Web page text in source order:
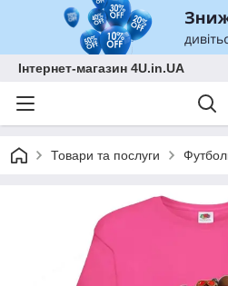
Інтернет-магазин 4U.in.UA
Товари та послуги